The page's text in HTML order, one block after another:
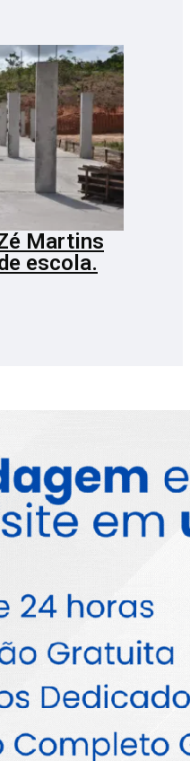
Martins
escola.